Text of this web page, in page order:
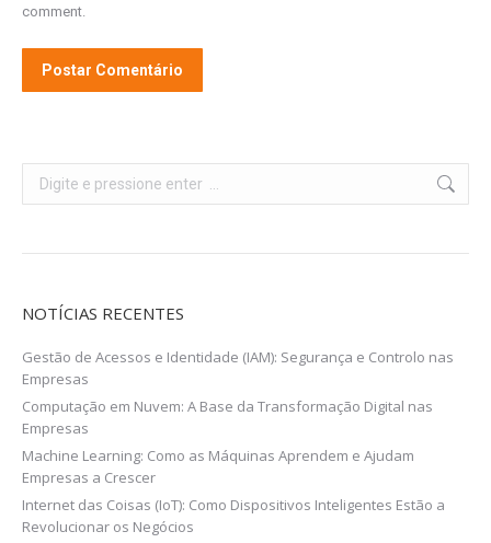
comment.
Postar Comentário
Search:
NOTÍCIAS RECENTES
Gestão de Acessos e Identidade (IAM): Segurança e Controlo nas
Empresas
Computação em Nuvem: A Base da Transformação Digital nas
Empresas
Machine Learning: Como as Máquinas Aprendem e Ajudam
Empresas a Crescer
Internet das Coisas (IoT): Como Dispositivos Inteligentes Estão a
Revolucionar os Negócios